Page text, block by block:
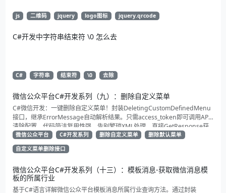
js 二维码 jquery logo图标 jquery.qrcode
C#开发中字符串结束符 \0 怎么去
C# 字符串 结束符 \0 去除
微信公众平台C#开发系列（九）：删除自定义菜单
C#微信开发：一键删除自定义菜单！封装DeletingCustomDefinedMenu
接口，继承ErrorMessage自动解析结果。只需access_token即可调用API
清除配置。代码简洁复用性强，告别繁琐XML处理，直接GetResponse获
取状态。适合动态管理公众号的开发者，建议收藏备用！
微信公众平台 C#开发系列 删除自定义菜单
删除默认菜单
自定义菜单删除接口
微信公众平台C#开发系列（十三）：模板消息-获取微信消息模
板的所属行业
基于C#语言详解微信公众平台模板消息所属行业查询方法。通过封装